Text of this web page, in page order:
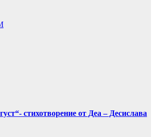
стихотворение от Деа – Десислава